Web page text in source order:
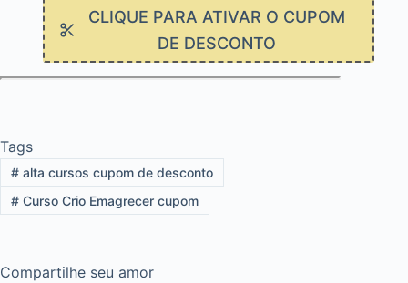
CLIQUE PARA ATIVAR O CUPOM
DE DESCONTO
Tags
#alta cursos cupom de desconto
#Curso Crio Emagrecer cupom
Compartilhe seu amor